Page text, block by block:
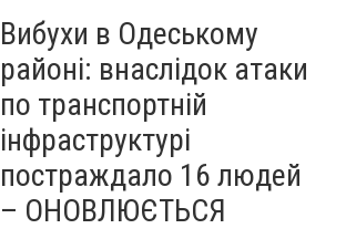
Вибухи в Одеському
районі: внаслідок атаки
по транспортній
інфраструктурі
постраждало 16 людей
– ОНОВЛЮЄТЬСЯ